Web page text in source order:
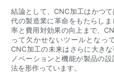
結論として、CNC加工はかつ
代の製造業に革命をもたらし
率と費用対効果の向上まで、
って欠かせないツールとなっ
CNC加工の未来はさらに大き
ノベーションと機能が製品の
法を形作っています。